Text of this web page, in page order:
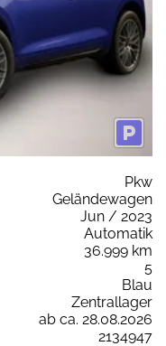
Pkw
Geländewagen
Jun / 2023
Automatik
36.999 km
5
Blau
Zentrallager
ab ca. 28.08.2026
2134947